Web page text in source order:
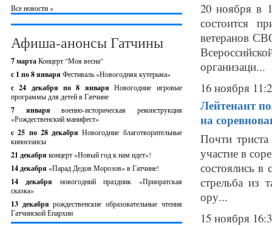
Все новости »
Афиша-анонсы Гатчины
7 мартаКонцерт "Моя весна"
с 1 по 8 января Фестиваль «Новогодняя кутерьма»
с 24 декабря по 8 январяНовогодние игровые
программы для детей в Гатчине
7 январявоенно-историческая реконструкция
«Рождественский манифест»
c 25 по 28 декабряНовогодние благотворительные
киносеансы
21 декабря концерт «Новый год к нам идет»!
14 декабря «Парад Дедов Морозов» в Гатчине!
14 декабря новогодний праздник «Приоратская
сказка»
13 декабрярождественские образовательные чтения
Гатчинской Епархии
20 ноября в
состоится
ветеранов
организаци...
16 ноября
Лейтенант
на
Почти
участие в
состоялись в
стрельба из
ору...
15 ноября